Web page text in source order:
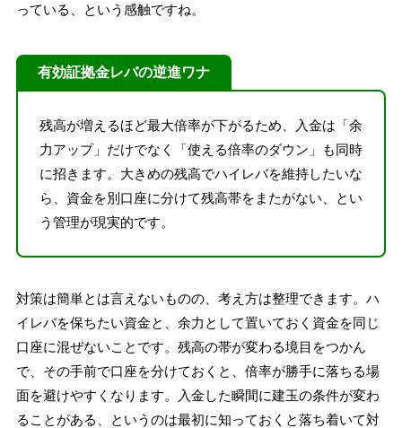
っている、という感触ですね。
有効証拠金レバの逆進ワナ
残高が増えるほど最大倍率が下がるため、入金は「余
力アップ」だけでなく「使える倍率のダウン」も同時
に招きます。大きめの残高でハイレバを維持したいな
ら、資金を別口座に分けて残高帯をまたがない、とい
う管理が現実的です。
対策は簡単とは言えないものの、考え方は整理できます。ハ
イレバを保ちたい資金と、余力として置いておく資金を同じ
口座に混ぜないことです。残高の帯が変わる境目をつかん
で、その手前で口座を分けておくと、倍率が勝手に落ちる場
面を避けやすくなります。入金した瞬間に建玉の条件が変わ
ることがある、というのは最初に知っておくと落ち着いて対